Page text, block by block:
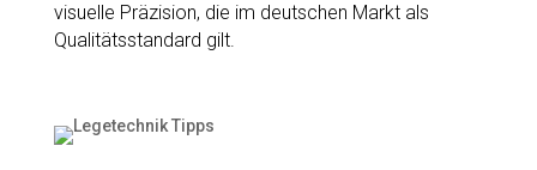
visuelle Präzision, die im deutschen Markt als
Qualitätsstandard gilt.